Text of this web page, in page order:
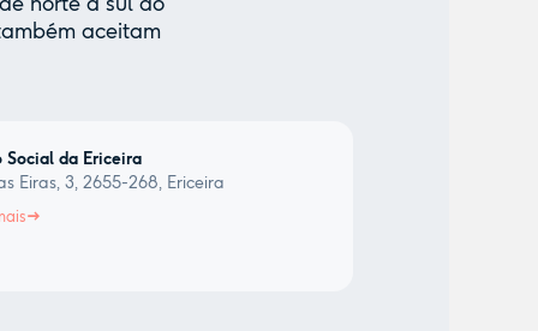
aceitam
Social da Ericeira
Eiras, 3, 2655-268, Ericeira